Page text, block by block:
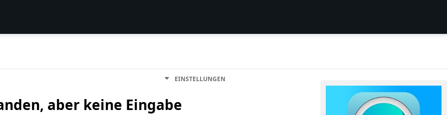
EINSTELLUNGEN
aber keine Eingabe